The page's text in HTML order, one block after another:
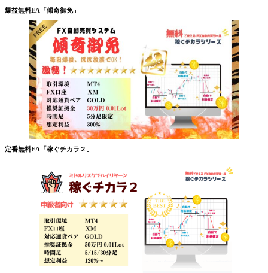
爆益無料EA「傾奇御免」
定番無料EA「稼ぐチカラ２」